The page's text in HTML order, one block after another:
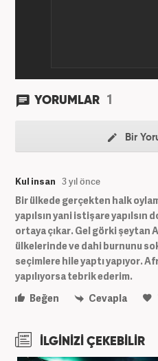
YORUMLAR 1
Bir
Kul insan 3 yıl önce
Bir ülkede gerçekten halk
yapılsın yani istişare yapılsın
ortaya çıkar. Gel görki şeytan
ülkelerinde ve dahi burnunu
seçimlere hile yaptı yapıyor.
yapılıyorsa tebrik ederim.
Beğen
Cevapla
İLGİNİZİ ÇEKEBİLİR